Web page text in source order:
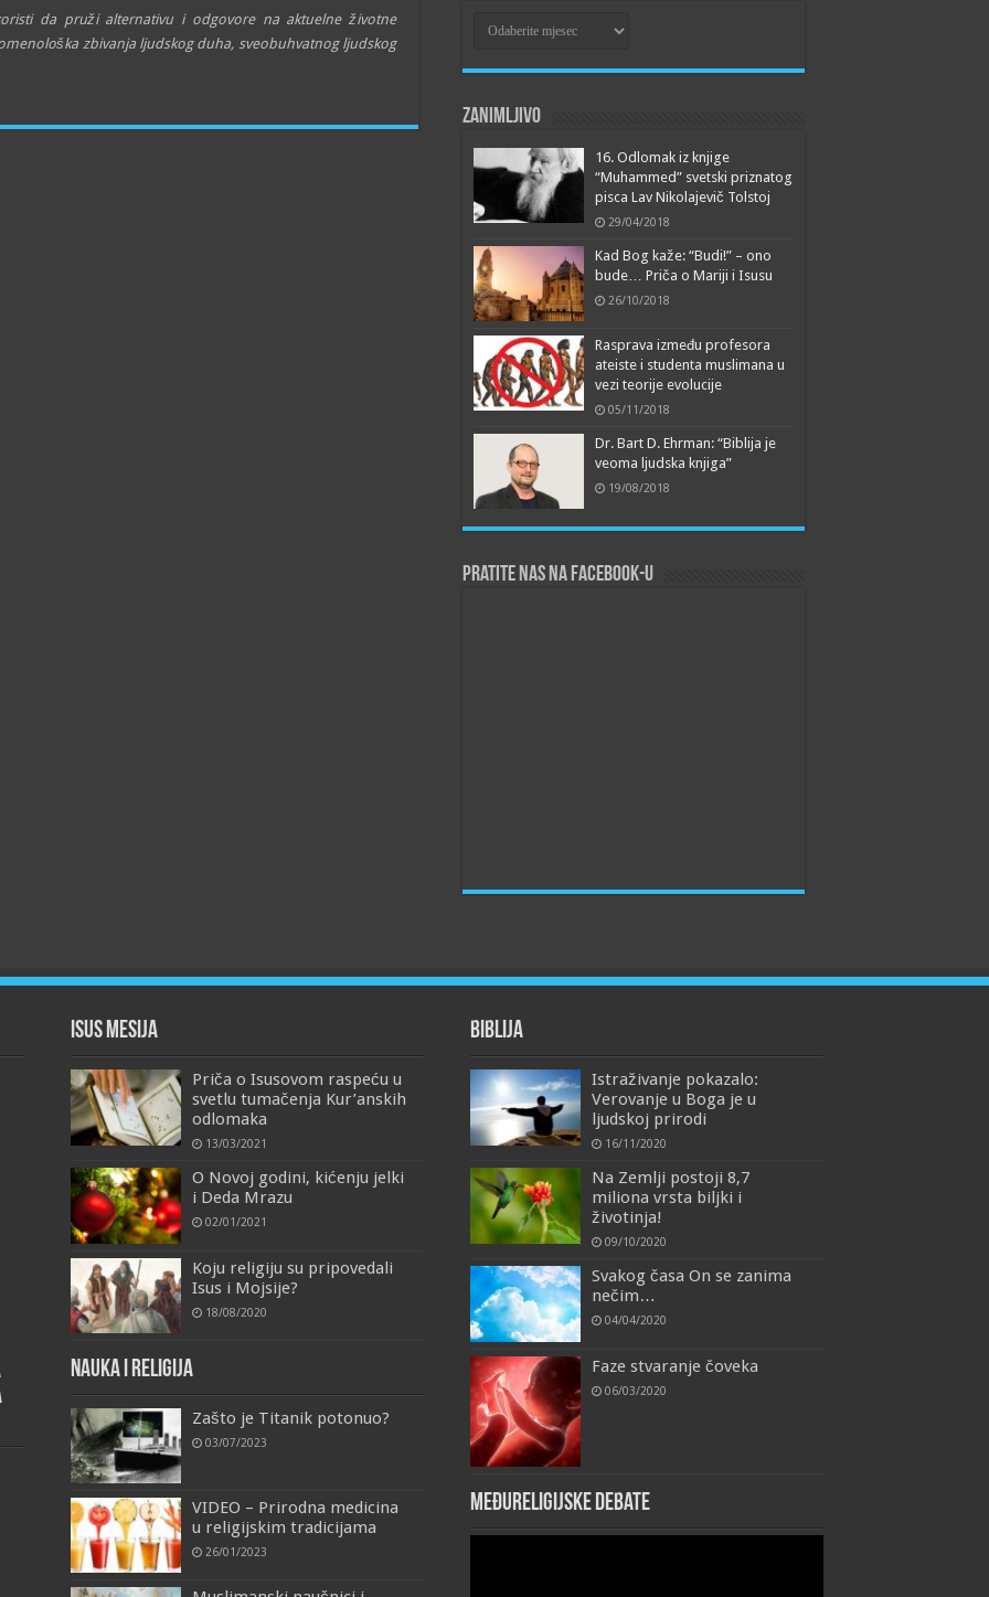
da pruži alternativu i odgovore na aktuelne životne
zbivanja ljudskog duha, sveobuhvatnog ljudskog
Zanimljivo
16. Odlomak iz knjige
“Muhammed” svetski priznatog
pisca Lav Nikolajevič Tolstoj
29/04/2018
Kad Bog kaže: “Budi!” – ono
bude… Priča o Mariji i Isusu
26/10/2018
Rasprava između profesora
ateiste i studenta muslimana u
vezi teorije evolucije
05/11/2018
Dr. Bart D. Ehrman: “Biblija je
veoma ljudska knjiga”
19/08/2018
Pratite nas na Facebook-u
Isus Mesija
Priča o Isusovom raspeću u
svetlu tumačenja Kur’anskih
odlomaka
13/03/2021
O Novoj godini, kićenju jelki
i Deda Mrazu
02/01/2021
Koju religiju su pripovedali
Isus i Mojsije?
18/08/2020
Nauka i religija
Zašto je Titanik potonuo?
03/07/2023
VIDEO – Prirodna medicina
u religijskim tradicijama
26/01/2023
Biblija
Istraživanje pokazalo:
Verovanje u Boga je u
ljudskoj prirodi
16/11/2020
Na Zemlji postoji 8,7
miliona vrsta biljki i
životinja!
09/10/2020
Svakog časa On se zanima
nečim…
04/04/2020
Faze stvaranje čoveka
06/03/2020
Međureligijske debate